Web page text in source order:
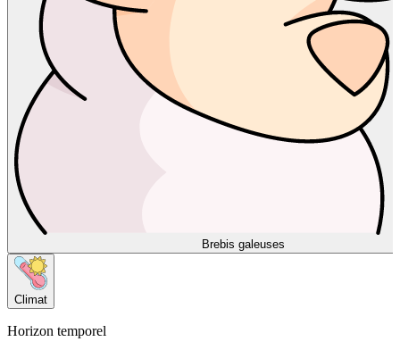
Brebis galeuses
Climat
Horizon temporel